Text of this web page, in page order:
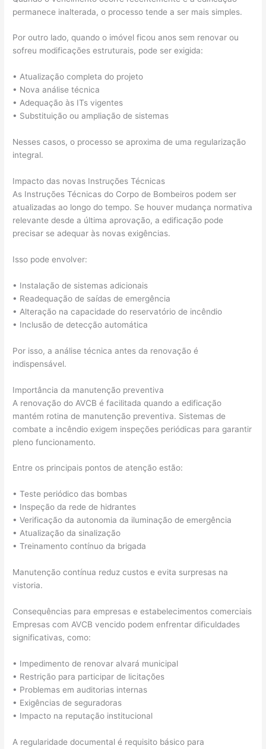
permanece inalterada, o processo tende a ser mais simples.
Por outro lado, quando o imóvel ficou anos sem renovar ou
sofreu modificações estruturais, pode ser exigida:
• Atualização completa do projeto
• Nova análise técnica
• Adequação às ITs vigentes
• Substituição ou ampliação de sistemas
Nesses casos, o processo se aproxima de uma regularização
integral.
Impacto das novas Instruções Técnicas
As Instruções Técnicas do Corpo de Bombeiros podem ser
atualizadas ao longo do tempo. Se houver mudança normativa
relevante desde a última aprovação, a edificação pode
precisar se adequar às novas exigências.
Isso pode envolver:
• Instalação de sistemas adicionais
• Readequação de saídas de emergência
• Alteração na capacidade do reservatório de incêndio
• Inclusão de detecção automática
Por isso, a análise técnica antes da renovação é
indispensável.
Importância da manutenção preventiva
A renovação do AVCB é facilitada quando a edificação
mantém rotina de manutenção preventiva. Sistemas de
combate a incêndio exigem inspeções periódicas para garantir
pleno funcionamento.
Entre os principais pontos de atenção estão:
• Teste periódico das bombas
• Inspeção da rede de hidrantes
• Verificação da autonomia da iluminação de emergência
• Atualização da sinalização
• Treinamento contínuo da brigada
Manutenção contínua reduz custos e evita surpresas na
vistoria.
Consequências para empresas e estabelecimentos comerciais
Empresas com AVCB vencido podem enfrentar dificuldades
significativas, como:
• Impedimento de renovar alvará municipal
• Restrição para participar de licitações
• Problemas em auditorias internas
• Exigências de seguradoras
• Impacto na reputação institucional
A regularidade documental é requisito básico para